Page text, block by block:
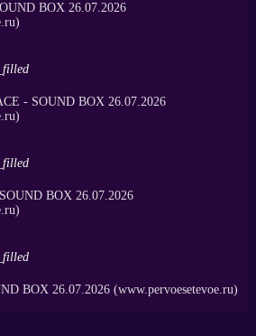
BOX 26.07.2026
- SOUND BOX 26.07.2026
BOX 26.07.2026
BOX 26.07.2026 (www.pervoesetevoe.ru)